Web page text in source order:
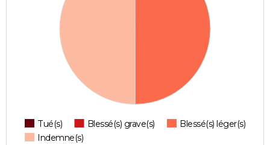
Tué(s) Blessé(s) grave(s)
Blessé(s) léger(s)
Indemne(s)